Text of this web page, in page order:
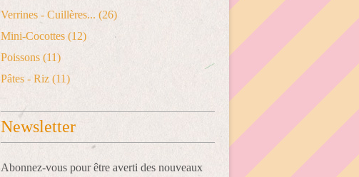
Verrines - Cuillères... (26)
Mini-Cocottes (12)
Poissons (11)
Pâtes - Riz (11)
Newsletter
Abonnez-vous pour être averti des nouveaux